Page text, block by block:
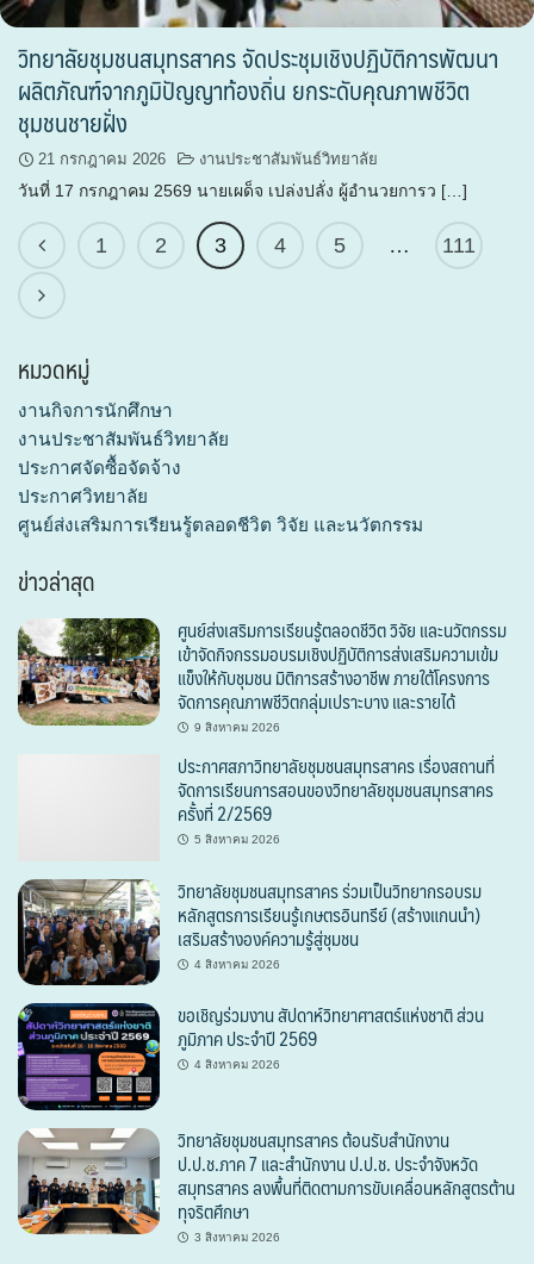
วิทยาลัยชุมชนสมุทรสาคร จัดประชุมเชิงปฏิบัติการพัฒนา
ผลิตภัณฑ์จากภูมิปัญญาท้องถิ่น ยกระดับคุณภาพชีวิต
ชุมชนชายฝั่ง
21 กรกฎาคม 2026 งานประชาสัมพันธ์วิทยาลัย
วันที่ 17 กรกฎาคม 2569 นายเผด็จ เปล่งปลั่ง ผู้อำนวยการว […]
1 2 3 4 5 … 111
หมวดหมู่
งานกิจการนักศึกษา
งานประชาสัมพันธ์วิทยาลัย
ประกาศจัดซื้อจัดจ้าง
ประกาศวิทยาลัย
ศูนย์ส่งเสริมการเรียนรู้ตลอดชีวิต วิจัย และนวัตกรรม
ข่าวล่าสุด
ศูนย์ส่งเสริมการเรียนรู้ตลอดชีวิต วิจัย และนวัตกรรม
เข้าจัดกิจกรรมอบรมเชิงปฏิบัติการส่งเสริมความเข้ม
แข็งให้กับชุมชน มิติการสร้างอาชีพ ภายใต้โครงการ
จัดการคุณภาพชีวิตกลุ่มเปราะบาง และรายได้
9 สิงหาคม 2026
ประกาศสภาวิทยาลัยชุมชนสมุทรสาคร เรื่องสถานที่
จัดการเรียนการสอนของวิทยาลัยชุมชนสมุทรสาคร
ครั้งที่ 2/2569
5 สิงหาคม 2026
วิทยาลัยชุมชนสมุทรสาคร ร่วมเป็นวิทยากรอบรม
หลักสูตรการเรียนรู้เกษตรอินทรีย์ (สร้างแกนนำ)
เสริมสร้างองค์ความรู้สู่ชุมชน
4 สิงหาคม 2026
ขอเชิญร่วมงาน สัปดาห์วิทยาศาสตร์แห่งชาติ ส่วน
ภูมิภาค ประจำปี 2569
4 สิงหาคม 2026
วิทยาลัยชุมชนสมุทรสาคร ต้อนรับสำนักงาน
ป.ป.ช.ภาค 7 และสำนักงาน ป.ป.ช. ประจำจังหวัด
สมุทรสาคร ลงพื้นที่ติดตามการขับเคลื่อนหลักสูตรต้าน
ทุจริตศึกษา
3 สิงหาคม 2026